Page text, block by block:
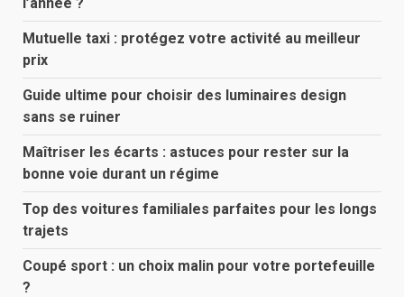
Mutuelle taxi : protégez votre activité au meilleur
prix
Guide ultime pour choisir des luminaires design
sans se ruiner
Maîtriser les écarts : astuces pour rester sur la
bonne voie durant un régime
Top des voitures familiales parfaites pour les longs
trajets
Coupé sport : un choix malin pour votre portefeuille
?